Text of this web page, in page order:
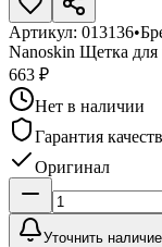
Артикул: 013136•
Nanoskin Щетка для
663 ₽
Нет в наличии
Гарантия
Оригинал
Уточнить наличие